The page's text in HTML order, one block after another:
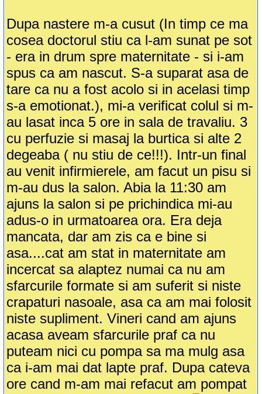
Dupa nastere m-a cusut (In timp ce ma
cosea doctorul stiu ca l-am sunat pe sot
- era in drum spre maternitate - si i-am
spus ca am nascut. S-a suparat asa de
tare ca nu a fost acolo si in acelasi timp
s-a emotionat.), mi-a verificat colul si m-
au lasat inca 5 ore in sala de travaliu. 3
cu perfuzie si masaj la burtica si alte 2
degeaba ( nu stiu de ce!!!). Intr-un final
au venit infirmierele, am facut un pisu si
m-au dus la salon. Abia la 11:30 am
ajuns la salon si pe prichindica mi-au
adus-o in urmatoarea ora. Era deja
mancata, dar am zis ca e bine si
asa....cat am stat in maternitate am
incercat sa alaptez numai ca nu am
sfarcurile formate si am suferit si niste
crapaturi nasoale, asa ca am mai folosit
niste supliment. Vineri cand am ajuns
acasa aveam sfarcurile praf ca nu
puteam nici cu pompa sa ma mulg asa
ca i-am mai dat lapte praf. Dupa cateva
ore cand m-am mai refacut am pompat